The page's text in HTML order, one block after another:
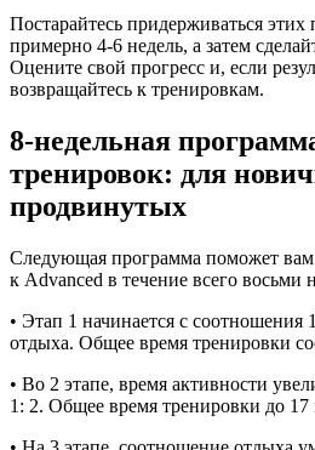
Постарайтесь придерживаться
примерно 4-6 недель, а затем
Оцените свой прогресс и, если
возвращайтесь к тренировкам.
8-недельная
тренировок: для
продвинутых
Следующая программа поможет
к Advanced в течение всего восьми
• Этап 1 начинается с соотношения
отдыха. Общее время тренировки
• Во 2 этапе, время активности
1: 2. Общее время тренировки до 17